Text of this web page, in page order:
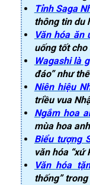
Tỉnh Saga
thông tin du
Văn hóa ăn
uống tốt
Wagashi là
đáo” như
Niên hiệu
triều vua
Ngắm hoa
mùa hoa
Biểu tượng
văn hóa “xứ
Văn hóa
thống”